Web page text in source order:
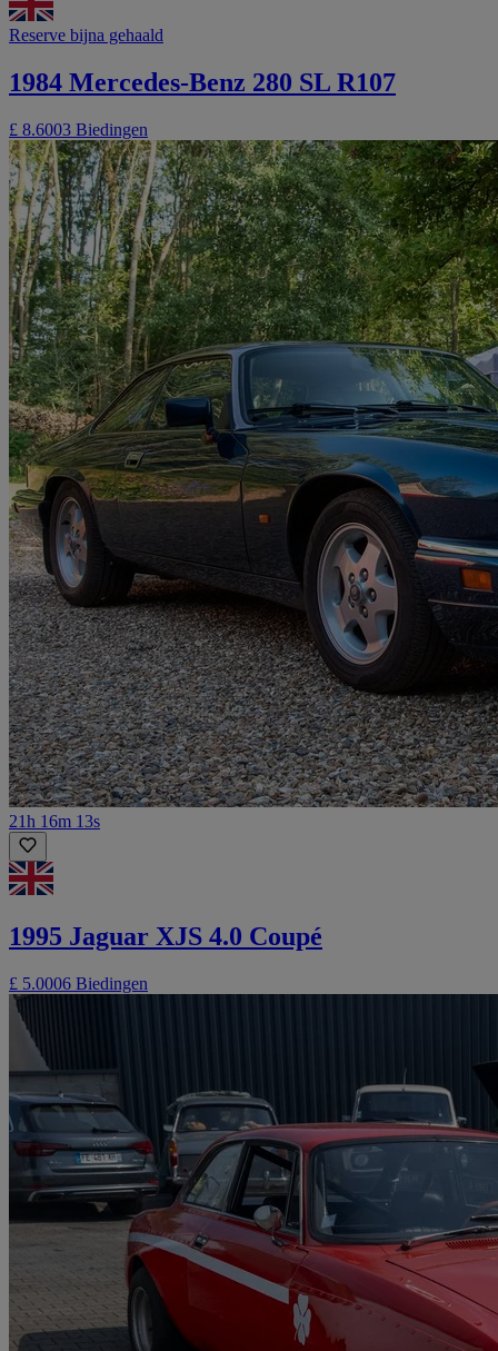
Reserve bijna gehaald
1984 Mercedes-Benz 280 SL R107
£ 8.6003 Biedingen
21h 16m 13s
1995 Jaguar XJS 4.0 Coupé
£ 5.0006 Biedingen